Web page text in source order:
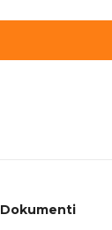
Dokumenti